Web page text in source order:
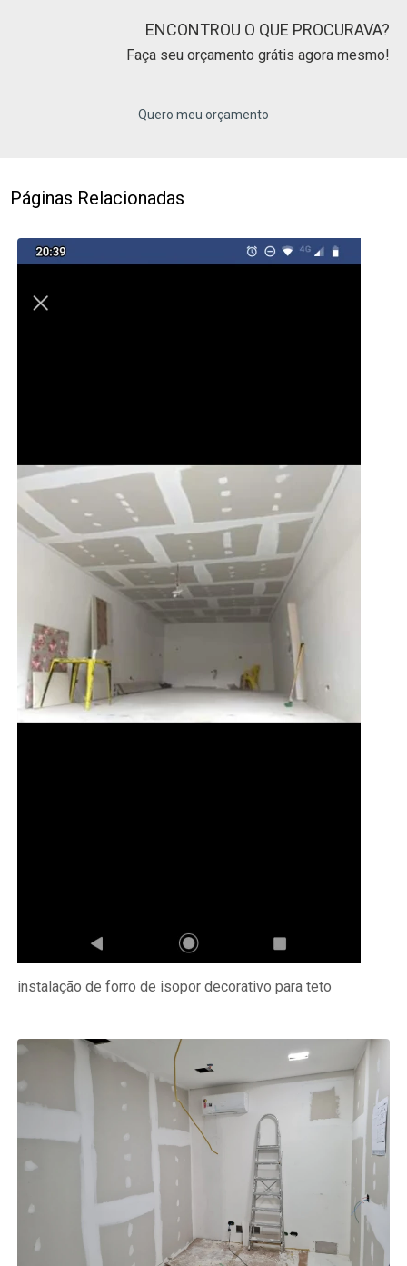
ENCONTROU O QUE PROCURAVA?
Faça seu orçamento grátis agora mesmo!
Quero meu orçamento
Páginas Relacionadas
instalação de forro de isopor decorativo para teto